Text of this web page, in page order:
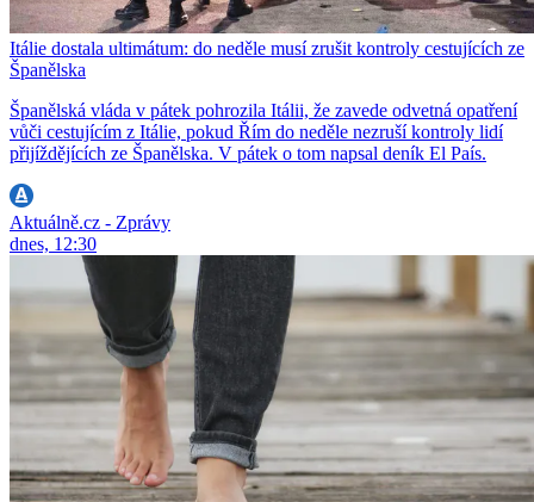
Itálie dostala ultimátum: do neděle musí zrušit kontroly cestujících ze
Španělska
Španělská vláda v pátek pohrozila Itálii, že zavede odvetná opatření
vůči cestujícím z Itálie, pokud Řím do neděle nezruší kontroly lidí
přijíždějících ze Španělska. V pátek o tom napsal deník El País.
Aktuálně.cz - Zprávy
dnes, 12:30